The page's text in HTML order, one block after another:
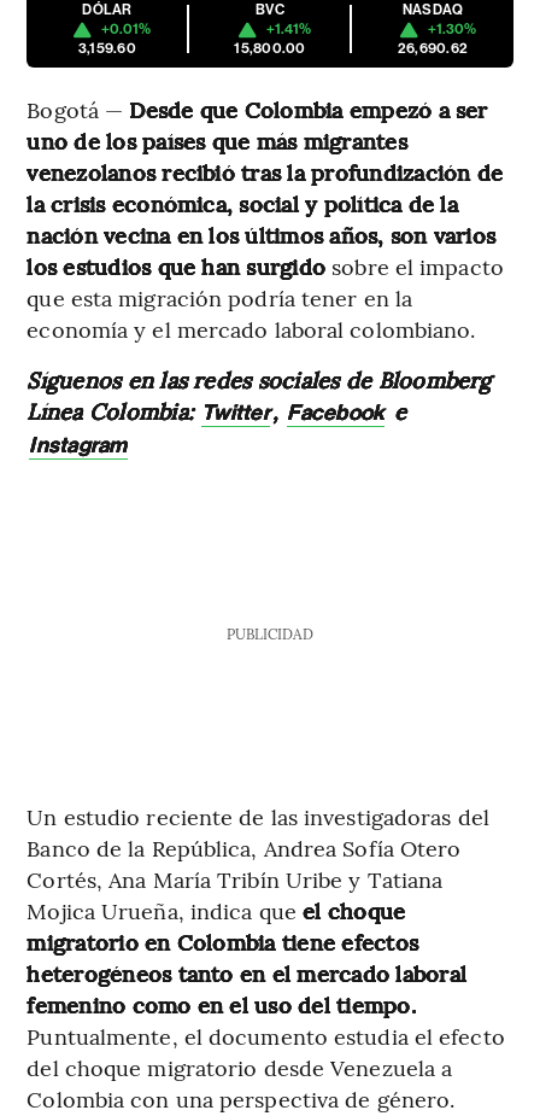
DÓLAR
+0.01%
3,159.60
BVC
+1.41%
15,800.00
NASDAQ
+1.30%
26,690.62
Bogotá — Desde que Colombia empezó a ser
uno de los países que más migrantes
venezolanos recibió tras la profundización de
la crisis económica, social y política de la
nación vecina en los últimos años, son varios
los estudios que han surgido sobre el impacto
que esta migración podría tener en la
economía y el mercado laboral colombiano.
Síguenos en las redes sociales de Bloomberg
Línea Colombia: Twitter, Facebook e
Instagram
PUBLICIDAD
Un estudio reciente de las investigadoras del
Banco de la República, Andrea Sofía Otero
Cortés, Ana María Tribín Uribe y Tatiana
Mojica Urueña, indica que el choque
migratorio en Colombia tiene efectos
heterogéneos tanto en el mercado laboral
femenino como en el uso del tiempo.
Puntualmente, el documento estudia el efecto
del choque migratorio desde Venezuela a
Colombia con una perspectiva de género.